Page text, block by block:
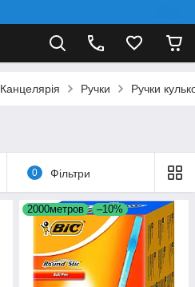
Канцелярія Ручки Ручки
0 Фільтри
2000метров –10%